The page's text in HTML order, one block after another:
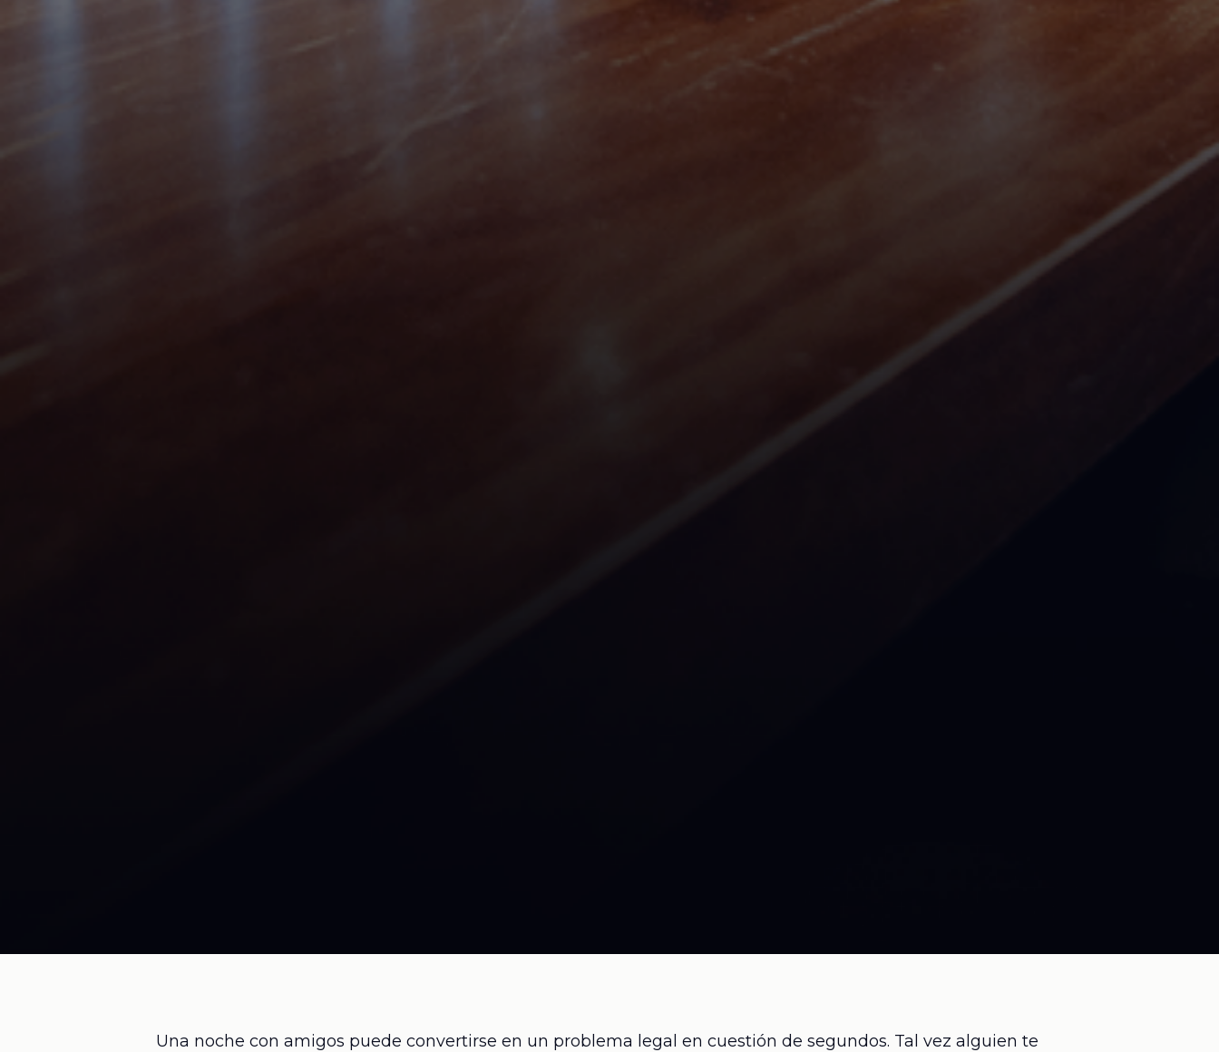
Una noche con amigos puede convertirse en un problema legal en cuestión de segundos. Tal vez alguien te